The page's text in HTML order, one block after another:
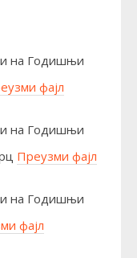
на Годишњи
фајл
на Годишњи
Преузми фајл
на Годишњи
фајл